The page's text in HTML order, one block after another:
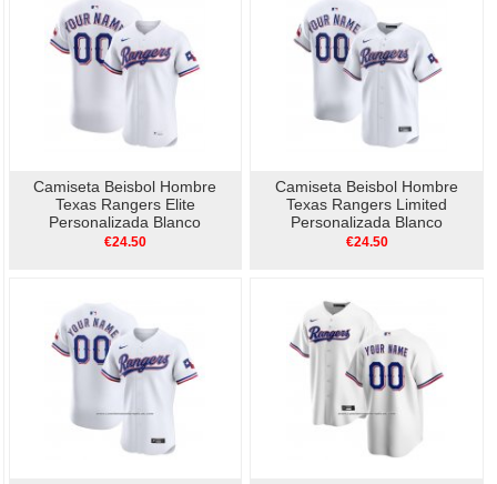
Camiseta Beisbol Hombre
Texas Rangers Elite
Personalizada Blanco
€24.50
Camiseta Beisbol Hombre
Texas Rangers Limited
Personalizada Blanco
€24.50